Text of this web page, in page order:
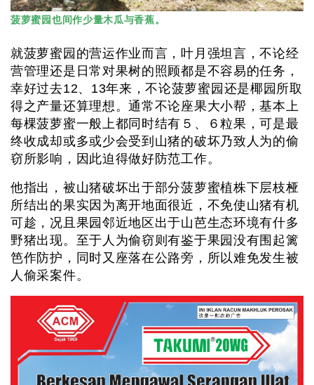
菠萝蜜园也间作少量木瓜与香蕉。
就菠萝蜜园的营运作业而言，叶月强坦言，不论经
营管理还是日常对果树的照顾都是不容易的任务，
幸好过去12、13年来，不论菠萝蜜园还是椰园所取
得之产量还算理想。通常不论座果大小帮，基本上
每棵菠萝蜜一般上都同时结有５、６粒果，可是最
终收成却或多或少会受到山猪的破坏乃致人为的偷
窃所影响，因此迫得做好防范工作。
他指出，被山猪破坏出于部分菠萝蜜植株下层枝桠
所结出的果实因为离开地面很近，不免使山猪有机
可趁，况且果园邻近地区出于山芭生态环境有什多
野猪出现。至于人为偷窃则有鉴于果园没有围起篱
笆作防护，同时又座落在公路旁，所以难免发生被
人偷采案件。